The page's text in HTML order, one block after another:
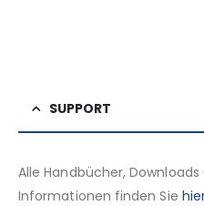
SUPPORT
Alle Handbücher,
Informationen finden Sie